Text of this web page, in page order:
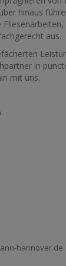
hinaus
aus.
in
mit uns.
hannover.de